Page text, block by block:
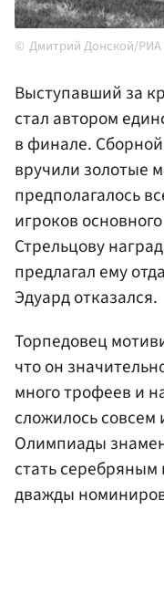
Дмитрий Донской/РИА
Выступавший за
стал автором
в финале.
вручили золотые
предполагалось
игроков
Стрельцову
предлагал ему
Эдуард отказался.
Торпедовец
что он
много трофеев и
сложилось совсем
Олимпиады
стать
дважды